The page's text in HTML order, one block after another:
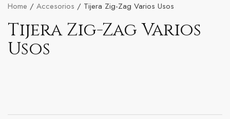
Home / Accesorios / Tijera Zig-Zag Varios Usos
Tijera Zig-Zag Varios
Usos